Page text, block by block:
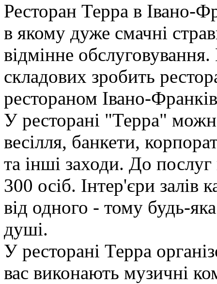
Ресторан Терра в Івано-
в якому дуже смачні
відмінне
складових зробить
рестораном Івано-
У ресторані "Терра"
весілля, банкети,
та інші заходи. До
300 осіб. Інтер'єри залів
від одного - тому будь-
душі.
У ресторані Терра
вас виконають музичні